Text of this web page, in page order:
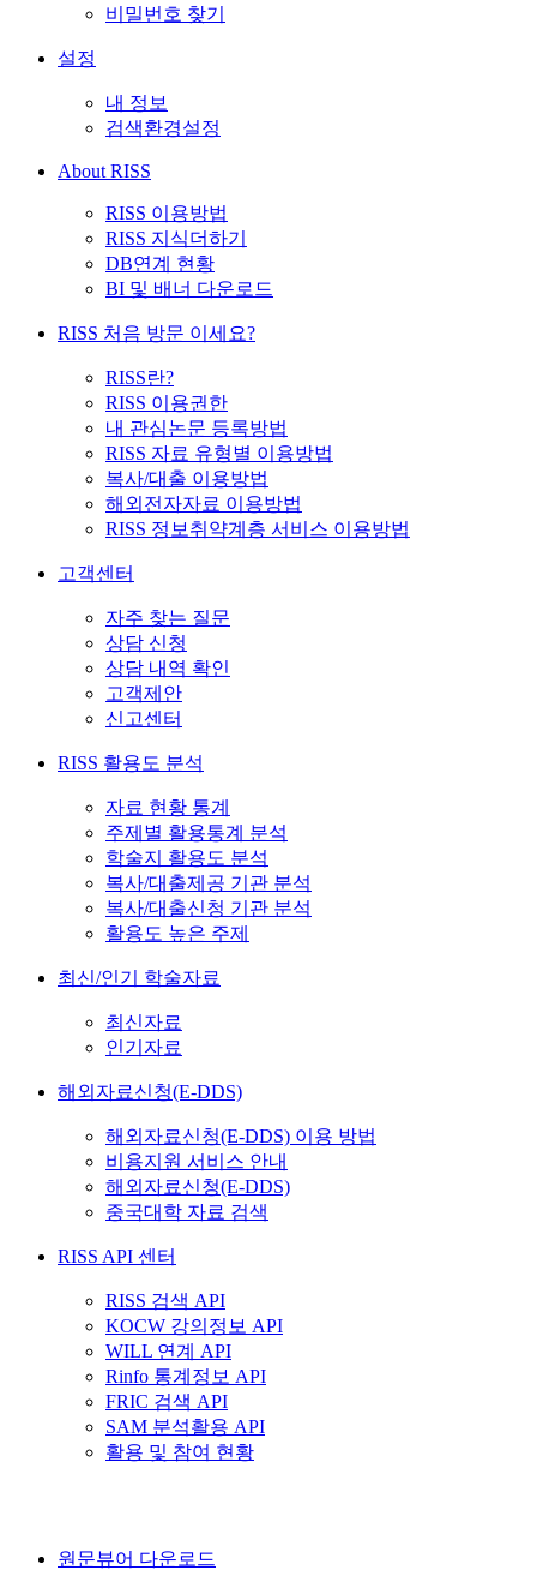
비밀번호 찾기
설정
내 정보
검색환경설정
About RISS
RISS 이용방법
RISS 지식더하기
DB연계 현황
BI 및 배너 다운로드
RISS 처음 방문 이세요?
RISS란?
RISS 이용권한
내 관심논문 등록방법
RISS 자료 유형별 이용방법
복사/대출 이용방법
해외전자자료 이용방법
RISS 정보취약계층 서비스 이용방법
고객센터
자주 찾는 질문
상담 신청
상담 내역 확인
고객제안
신고센터
RISS 활용도 분석
자료 현황 통계
주제별 활용통계 분석
학술지 활용도 분석
복사/대출제공 기관 분석
복사/대출신청 기관 분석
활용도 높은 주제
최신/인기 학술자료
최신자료
인기자료
해외자료신청(E-DDS)
해외자료신청(E-DDS) 이용 방법
비용지원 서비스 안내
해외자료신청(E-DDS)
중국대학 자료 검색
RISS API 센터
RISS 검색 API
KOCW 강의정보 API
WILL 연계 API
Rinfo 통계정보 API
FRIC 검색 API
SAM 분석활용 API
활용 및 참여 현황
원문뷰어 다운로드